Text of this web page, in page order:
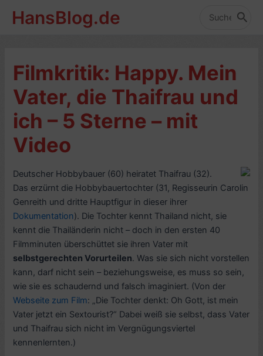
InhaltHansBlog.de
Search
Filmkritik: Happy. Mein
Vater, die Thaifrau und
ich – 5 Sterne – mit
Video
Deutscher Hobbybauer (60) heiratet Thaifrau (32).
Das erzürnt die Hobbybauertochter (31, Regisseurin Carolin
Genreith und dritte Hauptfigur in dieser ihrer
Dokumentation). Die Tochter kennt Thailand nicht, sie
kennt die Thailänderin nicht – doch in den ersten 40
Filmminuten überschüttet sie ihren Vater mit
selbstgerechten Vorurteilen. Was sie sich nicht vorstellen
kann, darf nicht sein – beziehungsweise, es muss so sein,
wie sie es schaudernd und falsch imaginiert. (Von der
Webseite zum Film: „Die Tochter denkt: Oh Gott, ist mein
Vater jetzt ein Sextourist?“ Dabei weiß sie selbst, dass Vater
und Thaifrau sich nicht im Vergnügungsviertel
kennenlernten.)